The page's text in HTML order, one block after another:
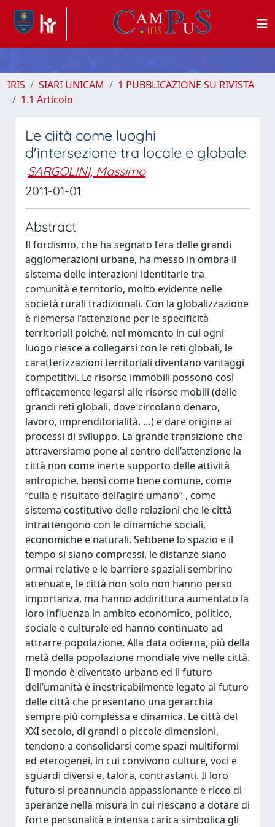
IRIS SIARI UNICAM
1 PUBBLICAZIONE SU RIVISTA
1.1 Articolo
Le ciità come luoghi
d'intersezione tra locale e globale
SARGOLINI, Massimo
2011-01-01
Abstract
Il fordismo, che ha segnato l’era delle grandi
agglomerazioni urbane, ha messo in ombra il
sistema delle interazioni identitarie tra
comunità e territorio, molto evidente nelle
società rurali tradizionali. Con la globalizzazione
è riemersa l’attenzione per le specificità
territoriali poiché, nel momento in cui ogni
luogo riesce a collegarsi con le reti globali, le
caratterizzazioni territoriali diventano vantaggi
competitivi. Le risorse immobili possono così
efficacemente legarsi alle risorse mobili (delle
grandi reti globali, dove circolano denaro,
lavoro, imprenditorialità, …) e dare origine ai
processi di sviluppo. La grande transizione che
attraversiamo pone al centro dell’attenzione la
città non come inerte supporto delle attività
antropiche, bensì come bene comune, come
“culla e risultato dell’agire umano” , come
sistema costitutivo delle relazioni che le città
intrattengono con le dinamiche sociali,
economiche e naturali. Sebbene lo spazio e il
tempo si siano compressi, le distanze siano
ormai relative e le barriere spaziali sembrino
attenuate, le città non solo non hanno perso
importanza, ma hanno addirittura aumentato la
loro influenza in ambito economico, politico,
sociale e culturale ed hanno continuato ad
attrarre popolazione. Alla data odierna, più della
metà della popolazione mondiale vive nelle città.
Il mondo è diventato urbano ed il futuro
dell’umanità è inestricabilmente legato al futuro
delle città che presentano una gerarchia
sempre più complessa e dinamica. Le città del
XXI secolo, di grandi o piccole dimensioni,
tendono a consolidarsi come spazi multiformi
ed eterogenei, in cui convivono culture, voci e
sguardi diversi e, talora, contrastanti. Il loro
futuro si preannuncia appassionante e ricco di
speranze nella misura in cui riescano a dotare di
forte personalità e intensa carica simbolica gli